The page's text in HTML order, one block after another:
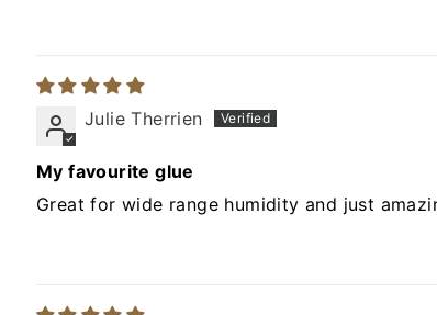
Julie Therrien
My favourite glue
Great for wide range humidity and just